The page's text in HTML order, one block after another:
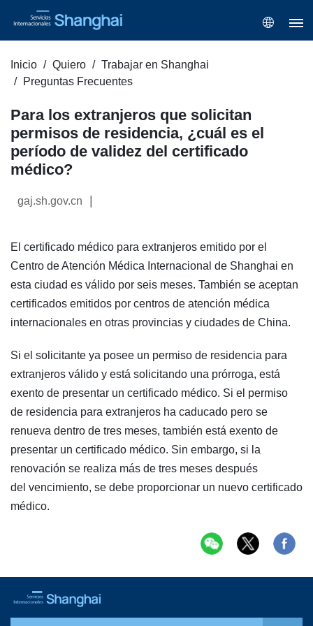
Inicio Quiero
Trabajar en Shanghai
Preguntas Frecuentes
Para los extranjeros que solicitan
permisos de residencia, ¿cuál es el
período de validez del certificado
médico?
gaj.sh.gov.cn
El certificado médico para extranjeros emitido por el
Centro de Atención Médica Internacional de Shanghai en
esta ciudad es válido por seis meses. También se aceptan
certificados emitidos por centros de atención médica
internacionales en otras provincias y ciudades de China.
Si el solicitante ya posee un permiso de residencia para
extranjeros válido y está solicitando una prórroga, está
exento de presentar un certificado médico. Si el permiso
de residencia para extranjeros ha caducado pero se
renueva dentro de tres meses, también está exento de
presentar un certificado médico. Sin embargo, si la
renovación se realiza más de tres meses después
del vencimiento, se debe proporcionar un nuevo certificado
médico.